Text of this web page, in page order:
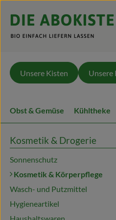
Unsere Kisten Unsere
Obst & Gemüse Kühltheke
Kosmetik & Drogerie
Sonnenschutz
Kosmetik & Körperpflege
Wasch- und Putzmittel
Hygieneartikel